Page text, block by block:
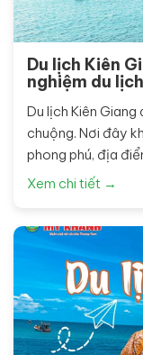
Du lịch Kiên
nghiệm du
Du lịch Kiên
chuộng. Nơi đây
phong phú, địa
Xem chi tiết →